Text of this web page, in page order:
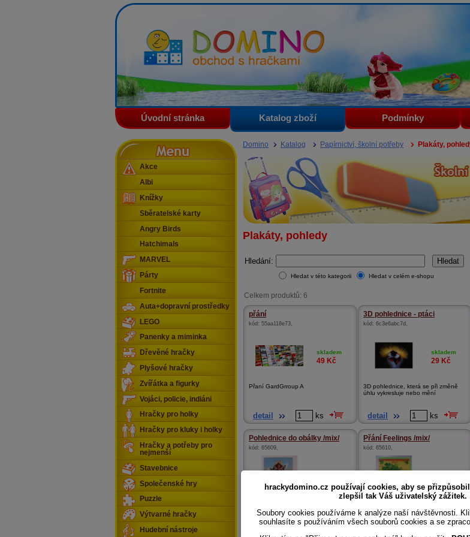
Domino - obchod s hračkami
Úvodní stránka Katalog zboží Podmínky
Domino Katalog Papírnictví, školní potřeby Plakáty,
Plakáty, pohledy
Hledání:
Hledat v této kategorii Hledat v celém e-shopu
Celkem produktů: 6
přání
kód: 55aa118e73,
skladem
49 Kč
Přaní GardGrroup A
detail ks
3D pohlednice - ptáci
kód: 6c3e6abc7d ,
skladem
29 Kč
3D pohlednice, která se při změně
úhlu vykresluje nebo mění
detail ks
Pohlednice do obálky /mix/
kód: 65609,
19 Kč
Přání Feelings /mix/
kód: 65610,
39 Kč
Menu
Akce
Albi
Knížky
Sběratelské karty
Angry Birds
Hatchimals
MARVEL
Párty
Fortnite
Auta+dopravní prostředky
LEGO
Panenky a miminka
Dřevěné hračky
Plyšové hračky
Zvířátka a figurky
Vojáci, policie, indiáni
Hračky pro holky
Hračky pro kluky i holky
Hračky a potřeby pro
nejmenší
Stavebnice
Společenské hry
Puzzle
Výtvarné hračky
Hudební nástroje
hrackydomino.cz používají cookies, aby se
zlepšil tak Váš uživatelský zážitek.
Soubory cookies používáme k analýze naší návštěvnosti.
souhlasíte s používáním všech souborů cookies a se